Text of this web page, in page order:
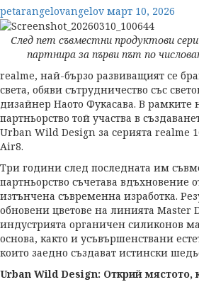
petarangelovangelov март 10, 2026
След пет съвместни продуктови
партнира за първи път по
realme, най-бързо развиващият се
света, обяви сътрудничество със
дизайнер Наото Фукасава. В рамките
партньорство той участва в
Urban Wild Design за серията realme
Air8.
Три години след последната им
партньорство съчетава вдъхновение
изтънчена съвременна изработка.
обновени цветове на линията Master
индустрията органичен силиконов
основа, както и усъвършенствани
които заедно създават истински
Urban Wild Design: Открий мястото,